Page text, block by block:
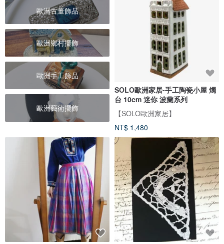
歐洲古董飾品
歐洲鄉村擺飾
歐洲手工飾品
歐洲藝術擺飾
SOLO歐洲家居-手工陶瓷小屋 燭
台 10cm 迷你 波蘭系列
【SOLO歐洲家居】
NT$ 1,480